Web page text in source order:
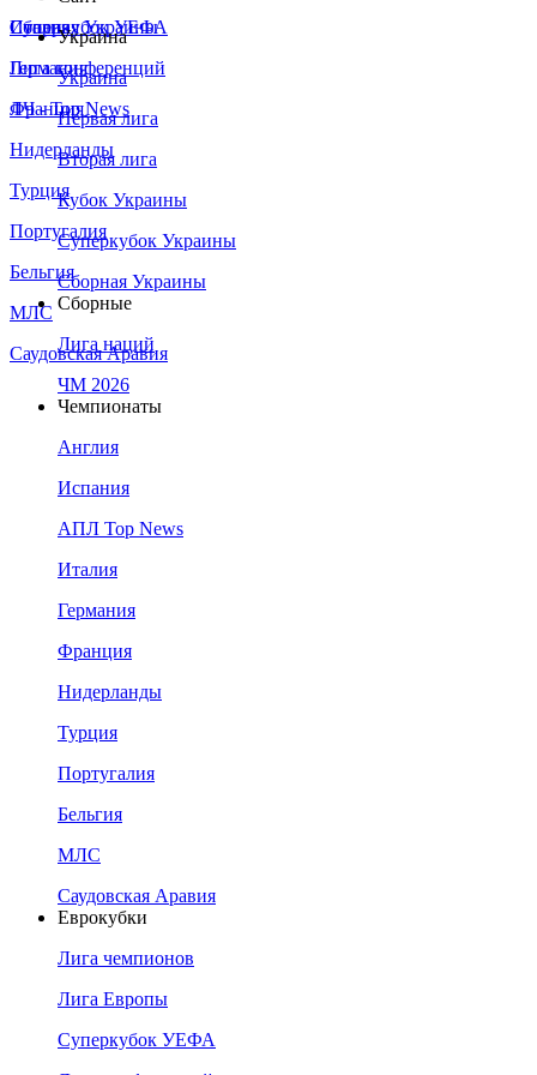
Сборная Украины
Италия
Германия
Франция
Нидерланды
Турция
Португалия
Бельгия
МЛС
Саудовская Аравия
Суперкубок УЕФА
Лига конференций
ЛЧ - Top News
Украина
Украина
Первая лига
Вторая лига
Кубок Украины
Суперкубок Украины
Сборная Украины
Сборные
Лига наций
ЧМ 2026
Чемпионаты
Англия
Испания
АПЛ Top News
Италия
Германия
Франция
Нидерланды
Турция
Португалия
Бельгия
МЛС
Саудовская Аравия
Еврокубки
Лига чемпионов
Лига Европы
Суперкубок УЕФА